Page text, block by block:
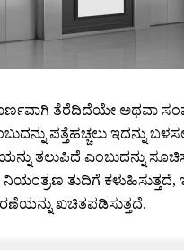
ತೆರೆದಿದೆಯೇ ಅಥವಾ
ಪತ್ತೆಹಚ್ಚಲು ಇದನ್ನು
ತಲುಪಿದೆ ಎಂಬುದನ್ನು
ನಿಯಂತ್ರಣ ತುದಿಗೆ ಕಳುಹಿಸುತ್ತದೆ,
ಖಚಿತಪಡಿಸುತ್ತದೆ.